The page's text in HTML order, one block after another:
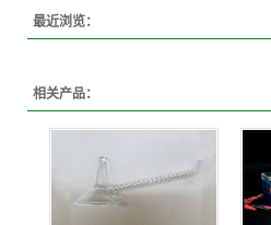
最近浏览：
相关产品：